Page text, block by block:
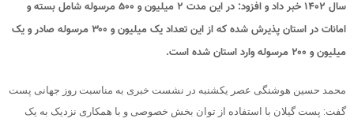
سال ۱۴۰۲ خبر داد و افزود: در این مدت ۲ میلیون و ۵۰۰ مرسوله شامل بسته و
امانات در استان پذیرش شده که از این تعداد یک میلیون و ۳۰۰ مرسوله صادر و یک
میلیون و ۲۰۰ مرسوله وارد استان شده است.
محمد حسین هوشنگی عصر یکشنبه در نشست خبری به مناسبت روز جهانی پست
گفت: پست گیلان با استفاده از توان بخش خصوصی و با همکاری نزدیک به یک